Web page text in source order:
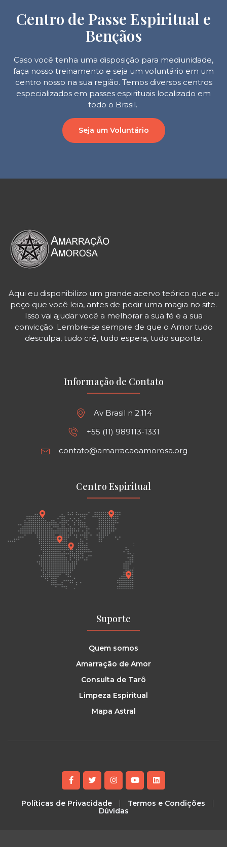
Centro de Passe Espiritual e
Bençãos
Caso você tenha uma disposição para mediunidade,
faça nosso treinamento e seja um voluntário em um
centro nosso na sua região. Temos diversos centros
especializados em passes espirituais localizado em
todo o Brasil.
Seja um Voluntário
Aqui eu disponibilizo um grande acervo teórico que eu
peço que você leia, antes de pedir uma magia no site.
Isso vai ajudar você a melhorar a sua fé e a sua
convicção. Lembre-se sempre de que o Amor tudo
desculpa, tudo crê, tudo espera, tudo suporta.
Informação de Contato
Av Brasil n 2.114
+55 (11) 989113-1331
contato@amarracaoamorosa.org
Centro Espiritual
Suporte
Quem somos
Amarração de Amor
Consulta de Tarô
Limpeza Espiritual
Mapa Astral
Políticas de Privacidade
Termos e Condições
Dúvidas